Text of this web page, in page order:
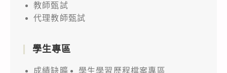
教師甄試
代理教師甄試
學生專區
成績缺曠
學生學習歷程檔案專區